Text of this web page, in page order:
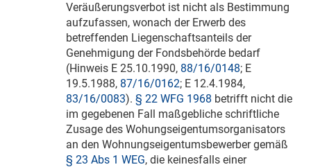
Veräußerungsverbot ist nicht als Bestimmung
aufzufassen, wonach der Erwerb des
betreffenden Liegenschaftsanteils der
Genehmigung der Fondsbehörde bedarf
(Hinweis E 25.10.1990, 88/16/0148; E
19.5.1988, 87/16/0162; E 12.4.1984,
83/16/0083). § 22 WFG 1968 betrifft nicht die
im gegebenen Fall maßgebliche schriftliche
Zusage des Wohungseigentumsorganisators
an den Wohnungseigentumsbewerber gemäß
§ 23 Abs 1 WEG, die keinesfalls einer